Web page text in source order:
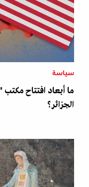
سياسة
ما أبعاد افتتاح مكتب
الجزائر؟